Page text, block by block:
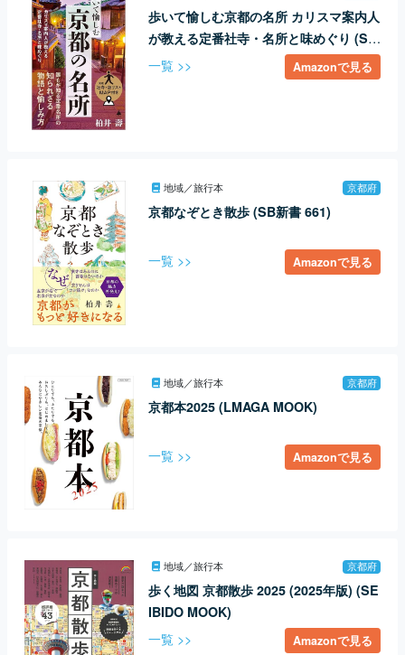
歩いて愉しむ京都の名所 カリスマ案内人
が教える定番社寺・名所と味めぐり (SB
新書 617)
一覧 >> Amazonで見る
地域／旅行本 京都府
京都なぞとき散歩 (SB新書 661)
一覧 >> Amazonで見る
地域／旅行本 京都府
京都本2025 (LMAGA MOOK)
一覧 >> Amazonで見る
地域／旅行本 京都府
歩く地図 京都散歩 2025 (2025年版) (SE
IBIDO MOOK)
一覧 >> Amazonで見る